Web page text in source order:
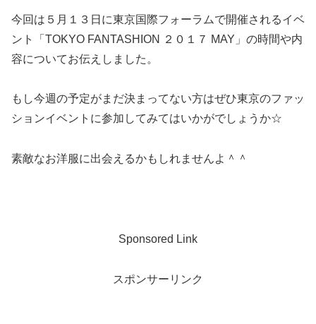
今回は５月１３日に東京国際フォーラムで開催されるイベ
ント「TOKYO FANTASHION ２０１７ MAY」の時間や内
容についてお伝えしました。
もし今週の予定がまだ決まってない方はぜひ東京のファッ
ションイベントに参加してみてはいかがでしょうか☆
素敵なお洋服に出会えるかもしれませんよ＾＾
Sponsored Link
スポンサーリンク